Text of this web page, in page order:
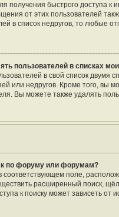
получения быстрого доступа к
от этих пользователей
в список недругов, то любые
пользователей в списках
в свой список двумя
или недругов. Кроме того, вы
Вы можете также удалять
по форуму или форумам?
соответствующем поле,
расширенный поиск,
к поиску может зависеть от